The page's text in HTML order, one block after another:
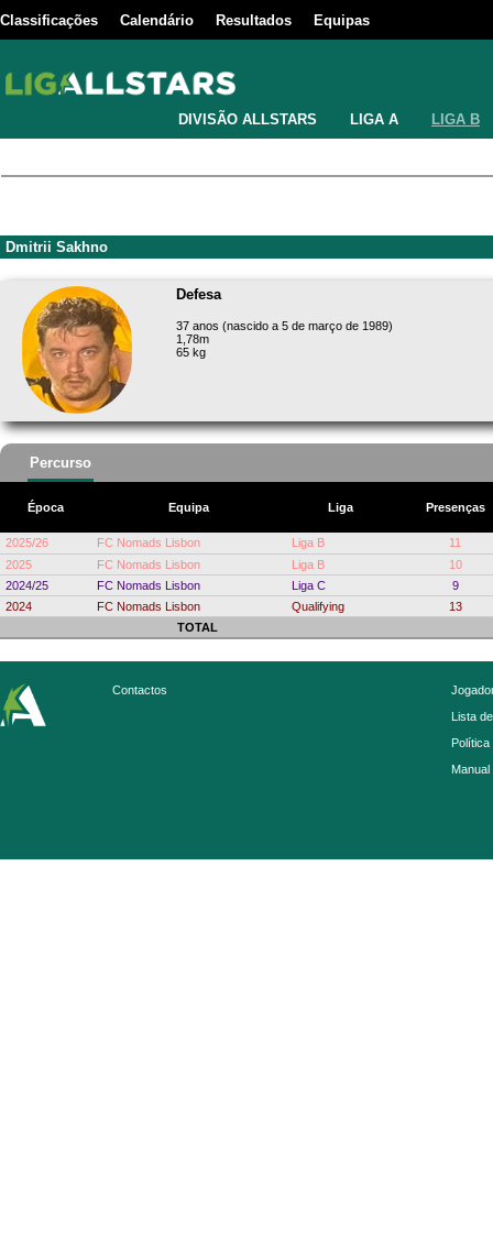
Classificações Calendário Resultados Equipas
DIVISÃO ALLSTARS LIGA A LIGA B
Dmitrii Sakhno
Defesa
37 anos (nascido a 5 de março de 1989)
1,78m
65 kg
Percurso
Época Equipa Liga Presenças
2025/26 FC Nomads Lisbon Liga B
11
2025
FC Nomads Lisbon Liga B
10
2024/25
FC Nomads Lisbon Liga C
9
2024
FC Nomads Lisbon Qualifying
13
TOTAL
Contactos
Lista
Política